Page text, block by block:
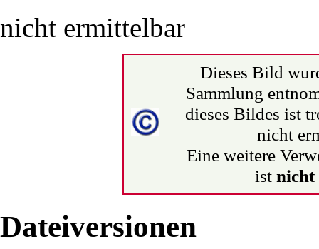
nicht ermittelbar
Dieses Bild
Sammlung
dieses Bildes ist
nicht
Eine weitere
ist nicht
Dateiversionen